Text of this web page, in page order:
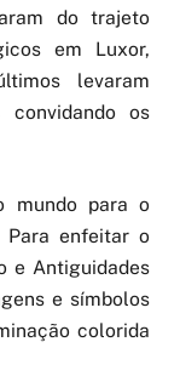
do trajeto
em Luxor,
levaram
convidando os
mundo para o
Para enfeitar o
e Antiguidades
e símbolos
colorida